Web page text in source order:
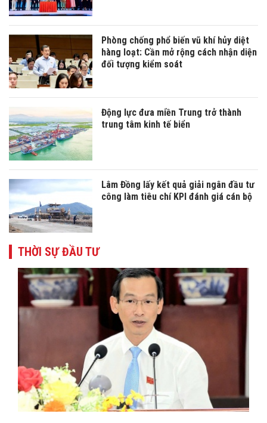
Phòng chống phổ biến vũ khí hủy diệt
hàng loạt: Cần mở rộng cách nhận diện
đối tượng kiểm soát
Động lực đưa miền Trung trở thành
trung tâm kinh tế biển
Lâm Đồng lấy kết quả giải ngân đầu tư
công làm tiêu chí KPI đánh giá cán bộ
THỜI SỰ ĐẦU TƯ